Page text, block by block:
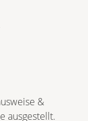
&
ausgestellt.